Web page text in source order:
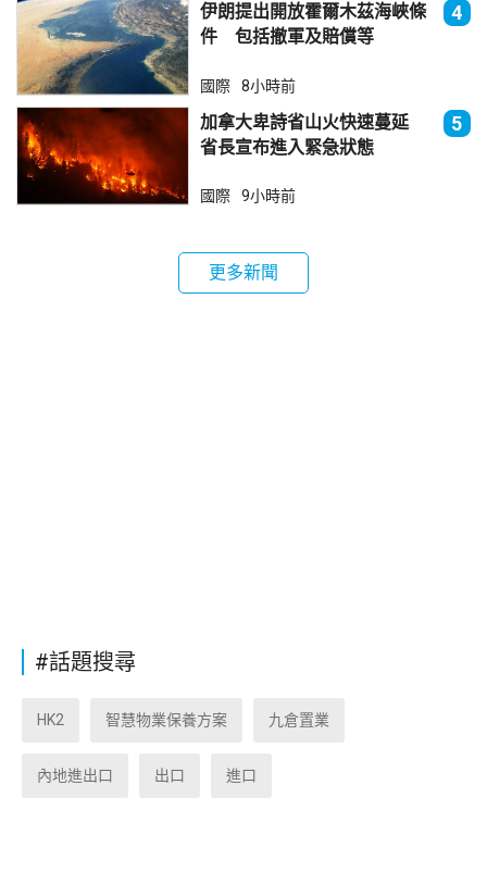
伊朗提出開放霍爾木茲海峽條
件 包括撤軍及賠償等
4
國際 8小時前
加拿大卑詩省山火快速蔓延
省長宣布進入緊急狀態
5
國際 9小時前
更多新聞
#話題搜尋
HK2 智慧物業保養方案 九倉置業
內地進出口 出口 進口